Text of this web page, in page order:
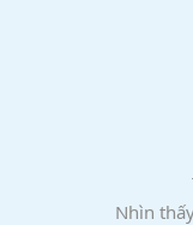
Nhìn